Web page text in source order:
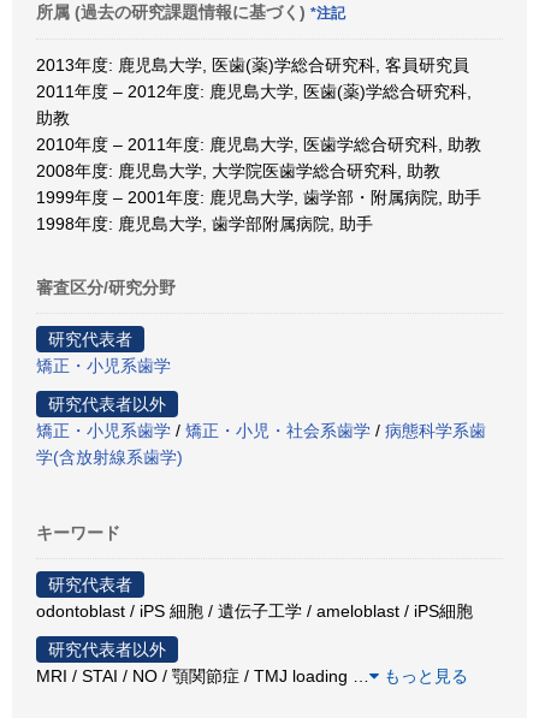
所属 (過去の研究課題情報に基づく) *注記
2013年度: 鹿児島大学, 医歯(薬)学総合研究科, 客員研究員
2011年度 – 2012年度: 鹿児島大学, 医歯(薬)学総合研究科,
助教
2010年度 – 2011年度: 鹿児島大学, 医歯学総合研究科, 助教
2008年度: 鹿児島大学, 大学院医歯学総合研究科, 助教
1999年度 – 2001年度: 鹿児島大学, 歯学部・附属病院, 助手
1998年度: 鹿児島大学, 歯学部附属病院, 助手
審査区分/研究分野
研究代表者
矯正・小児系歯学
研究代表者以外
矯正・小児系歯学 / 矯正・小児・社会系歯学 / 病態科学系歯
学(含放射線系歯学)
キーワード
研究代表者
odontoblast / iPS 細胞 / 遺伝子工学 / ameloblast / iPS細胞
研究代表者以外
MRI / STAI / NO / 顎関節症 / TMJ loading
もっと見る